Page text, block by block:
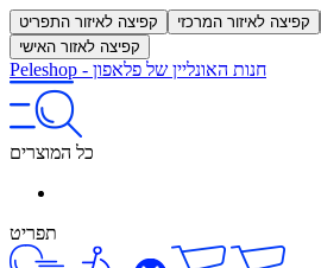
קפיצה לאיזור התפריט קפיצה לאיזור המרכזי
קפיצה לאזור האישי
Peleshop - חנות האונליין של פלאפון
כל המוצרים
תפריט